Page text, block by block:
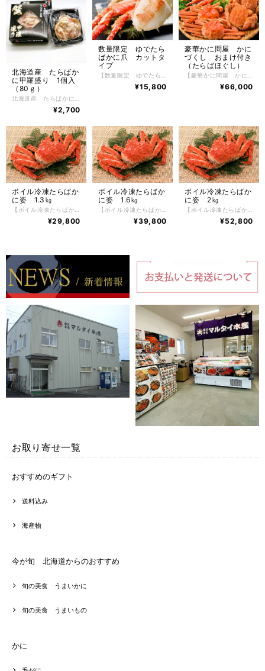
北海道産 たらばか
に甲羅盛り 1個入
（80ｇ）
¥2,700
数量限定 ゆでたら
ばかに爪 カットタ
イプ
¥15,800
豪華かに問屋 かに
づくし おまけ付き
（たらばほぐし）
¥66,000
ボイル冷凍たらばか
に姿 1.3㎏
【ボイル冷凍たらばかに姿 1.3㎏】 ボイル冷凍たらばかに姿 1.3kg 1尾 根室の自社工場でボイル加工したゆでたらばかに。鮮度が良く、身の入りがしっかりしたたらばかにだけを厳選し、かにの達人工場長が絶妙な塩加減と茹で時間で美味しくボイルした後、急速冷凍で旨味と鮮度を閉じ込めました。たらばかにの醍醐味でもある豪快で肉厚の脚肉をかぶりつける逸品。 かに好きが選ぶ、毛がに、花咲がに、ずわいかにと並ぶ四天王の１つであるたらばかにはその美味しさから非常に人気があり、一番好きな かに と言われています。 【お召し上がり方】 冷凍状態でお届けしますので深めの皿に甲羅を下にしてラップ等をかけ自然解凍で解凍してください。 ※電子レンジでの解凍は旨みが逃げてしまいますのでおやめ下さい。 【特定原材料】 かに 【配送方法】 冷凍便 【保存方法】 -18℃以下で保存して下さい。 解凍後は冷蔵庫で2日間、保存期間は冷凍庫で約2ヶ月。
¥29,800
ボイル冷凍たらばか
に姿 1.6㎏
【ボイル冷凍たらばかに姿 1.6㎏】 ボイル冷凍たらばかに姿 1.6kg 1尾 根室の自社工場でボイル加工したゆでたらばかに。鮮度が良く、身の入りがしっかりしたたらばかにだけを厳選し、かにの達人工場長が絶妙な塩加減と茹で時間で美味しくボイルした後、急速冷凍で旨味と鮮度を閉じ込めました。たらばかにの醍醐味でもある豪快で肉厚の脚肉をかぶりつける逸品。 かに好きが選ぶ、毛がに、花咲がに、ずわいかにと並ぶ四天王の１つであるたらばかにはその美味しさから非常に人気があり、一番好きな かに と言われています。 【お召し上がり方】 冷凍状態でお届けしますので深めの皿に甲羅を下にしてラップ等をかけ自然解凍で解凍してください。 ※電子レンジでの解凍は旨みが逃げてしまいますのでおやめ下さい。 【特定原材料】 かに 【配送方法】 冷凍便 【保存方法】 -18℃以下で保存して下さい。 解凍後は冷蔵庫で2日間、保存期間は冷凍庫で約2ヶ月。
¥39,800
ボイル冷凍たらばか
に姿 2㎏
【ボイル冷凍たらばかに姿 2㎏】 ボイル冷凍たらばかに姿 2kg 1尾 根室の自社工場でボイル加工したゆでたらばかに。鮮度が良く、身の入りがしっかりしたたらばかにだけを厳選し、かにの達人工場長が絶妙な塩加減と茹で時間で美味しくボイルした後、急速冷凍で旨味と鮮度を閉じ込めました。たらばかにの醍醐味でもある豪快で肉厚の脚肉をかぶりつける逸品。 かに好きが選ぶ、毛がに、花咲がに、ずわいかにと並ぶ四天王の１つであるたらばかにはその美味しさから非常に人気があり、一番好きな かに と言われています。 【お召し上がり方】 冷凍状態でお届けしますので深めの皿に甲羅を下にしてラップ等をかけ自然解凍で解凍してください。 ※電子レンジでの解凍は旨みが逃げてしまいますのでおやめ下さい。 【特定原材料】 かに 【配送方法】 冷凍便 【保存方法】 -18℃以下で保存して下さい。 解凍後は冷蔵庫で2日間、保存期間は冷凍庫で約2ヶ月。
¥52,800
お取り寄せ一覧
おすすめのギフト
送料込み
海産物
今が旬 北海道からのおすすめ
旬の美食 うまいかに
旬の美食 うまいもの
かに